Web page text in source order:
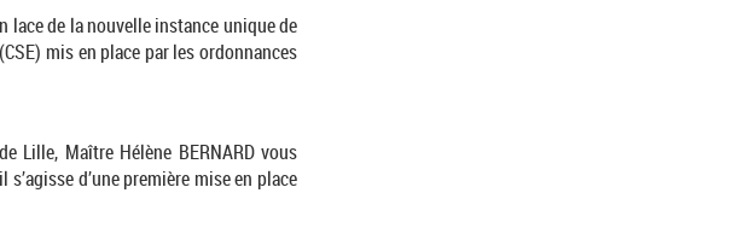
lace de la nouvelle instance unique de
mis en place par les ordonnances
Lille, Maître Hélène BERNARD vous
d’une première mise en place